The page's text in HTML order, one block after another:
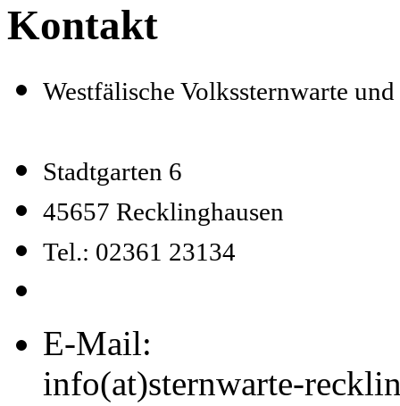
Kontakt
Westfälische Volkssternwarte
Stadtgarten 6
45657 Recklinghausen
Tel.: 02361 23134
E-Mail:
info(at)sternwarte-